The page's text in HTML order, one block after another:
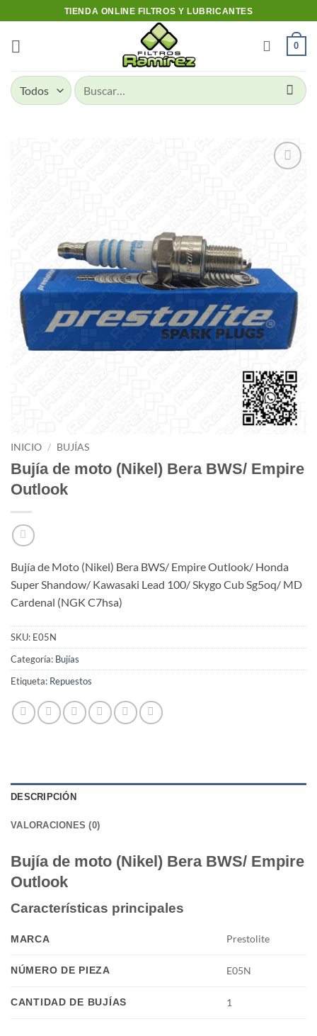
to
content
TIENDA ONLINE FILTROS Y LUBRICANTES
0
Buscar
por:
INICIO / BUJÍAS
Bujía de moto (Nikel) Bera BWS/ Empire
Outlook
Bujía de Moto (Nikel) Bera BWS/ Empire Outlook/ Honda
Super Shandow/ Kawasaki Lead 100/ Skygo Cub Sg5oq/ MD
Cardenal (NGK C7hsa)
SKU: E05N
Categoría: Bujías
Etiqueta: Repuestos
DESCRIPCIÓN
VALORACIONES (0)
Bujía de moto (Nikel) Bera BWS/ Empire
Outlook
Características principales
MARCA Prestolite
NÚMERO DE PIEZA E05N
CANTIDAD DE BUJÍAS 1